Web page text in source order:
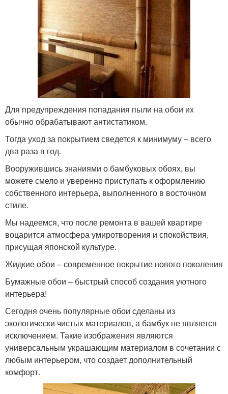
Для предупреждения попадания пыли на обои их
обычно обрабатывают антистатиком.
Тогда уход за покрытием сведется к минимуму – всего
два раза в год.
Вооружившись знаниями о бамбуковых обоях, вы
можете смело и уверенно приступать к оформлению
собственного интерьера, выполненного в восточном
стиле.
Мы надеемся, что после ремонта в вашей квартире
воцарится атмосфера умиротворения и спокойствия,
присущая японской культуре.
Жидкие обои – современное покрытие нового поколения
Бумажные обои – быстрый способ создания уютного
интерьера!
Сегодня очень популярные обои сделаны из
экологически чистых материалов, а бамбук не является
исключением. Такие изображения являются
универсальным украшающим материалом в сочетании с
любым интерьером, что создает дополнительный
комфорт.